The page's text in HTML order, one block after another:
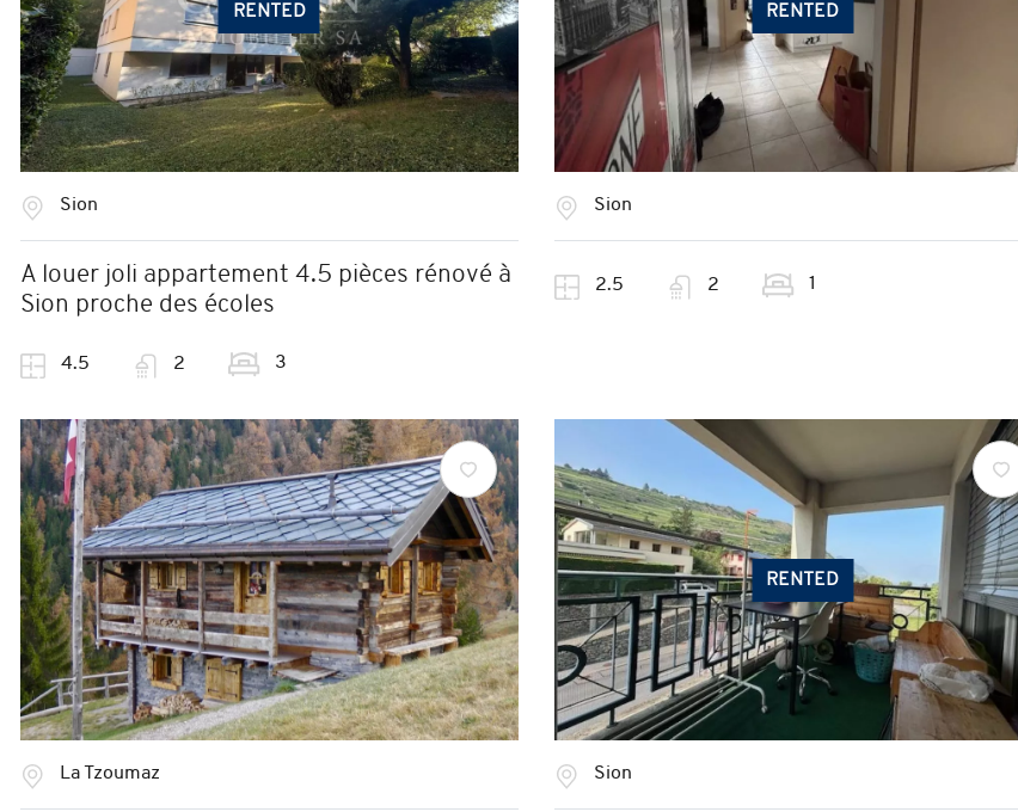
RENTED
Sion
A louer joli appartement 4.5 pièces rénové à
Sion proche des écoles
4.5 2 3
RENTED
Sion
2.5 2 1
La Tzoumaz
RENTED
Sion